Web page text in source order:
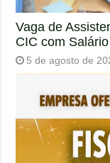
Vaga de
CIC com
5 de agosto de